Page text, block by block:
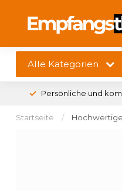
Alle Kategorien
Persönliche und
Startseite /